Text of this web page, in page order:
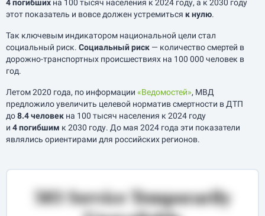
4 погибших на 100 тысяч населения к 2024 году, а к 2030 году
этот показатель и вовсе должен устремиться к нулю.
Так ключевым индикатором национальной цели стал
социальный риск. Социальный риск — количество смертей в
дорожно-транспортных происшествиях на 100 000 человек в
год.
Летом 2020 года, по информации «Ведомостей», МВД
предложило увеличить целевой норматив смертности в ДТП
до8.4 человек на 100 тысяч населения к 2024 году
и 4 погибшим к 2030 году. До мая 2024 года эти показатели
являлись ориентирами для российских регионов.